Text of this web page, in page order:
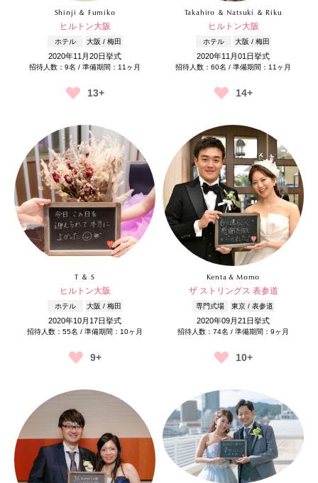
Shinji ＆ Fumiko
ヒルトン大阪
ホテル 大阪 / 梅田
2020年11月20日挙式
招待人数：9名 / 準備期間：11ヶ月
13+
Takahiro ＆ Natsuki ＆ Riku
ヒルトン大阪
ホテル 大阪 / 梅田
2020年11月01日挙式
招待人数：60名 / 準備期間：11ヶ月
14+
T ＆ S
ヒルトン大阪
ホテル 大阪 / 梅田
2020年10月17日挙式
招待人数：55名 / 準備期間：10ヶ月
9+
Kenta & Momo
ザ ストリングス 表参道
専門式場 東京 / 表参道
2020年09月21日挙式
招待人数：74名 / 準備期間：9ヶ月
10+